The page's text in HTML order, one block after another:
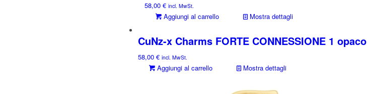
58,00 € incl. MwSt.
Aggiungi al carrello Mostra dettagli
CuNz-x Charms FORTE CONNESSIONE 1 opaco
58,00 € incl. MwSt.
Aggiungi al carrello Mostra dettagli